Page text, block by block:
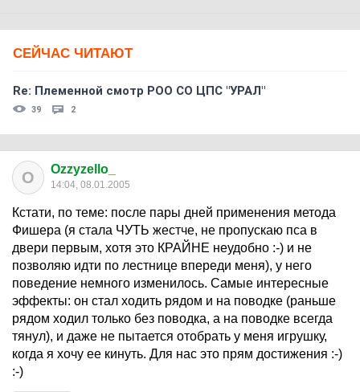
СЕЙЧАС ЧИТАЮТ
Re: Племеннoй смoтр РOO CO ЦПС "УРАЛ"
39 2
O Ozzyzello_
14:04, 08.01.2005
Кстати, по теме: после пары дней применения метода
Фишера (я стала ЧУТЬ жестче, не пропускаю пса в
двери первым, хотя это КРАЙНЕ неудобно :-) и не
позволяю идти по лестнице впереди меня), у него
поведение немного изменилось. Самые интересные
эффекты: он стал ходить рядом и на поводке (раньше
рядом ходил только без поводка, а на поводке всегда
тянул), и даже не пытается отобрать у меня игрушку,
когда я хочу ее кинуть. Для нас это прям достижения :-)
:-)